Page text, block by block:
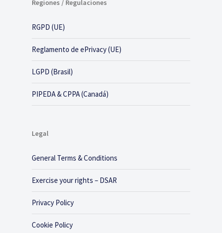
Regiones / Regulaciones
RGPD (UE)
Reglamento de ePrivacy (UE)
LGPD (Brasil)
PIPEDA & CPPA (Canadá)
Legal
General Terms & Conditions
Exercise your rights – DSAR
Privacy Policy
Cookie Policy